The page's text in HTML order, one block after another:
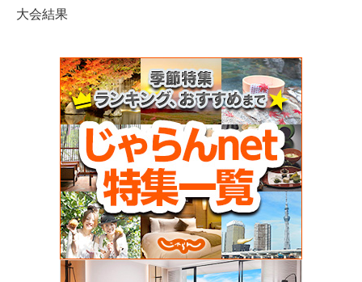
大会結果